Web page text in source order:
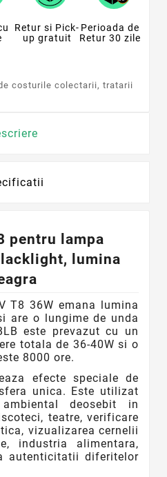
Retur si Pick-
up gratuit
Perioada de
Retur 30 zile
costurile colectarii, tratarii
pentru lampa
lumina
T8 36W emana lumina
are o lungime de unda
este prevazut cu un
totala de 36-40W si o
8000 ore.
efecte speciale de
unica. Este utilizat
deosebit in
teatre, verificare
vizualizarea cernelii
industria alimentara,
autenticitatii diferitelor